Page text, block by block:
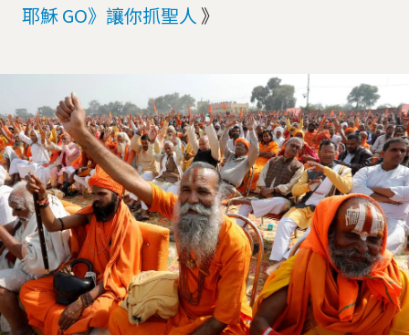
耶穌 GO》讓你抓聖人 》